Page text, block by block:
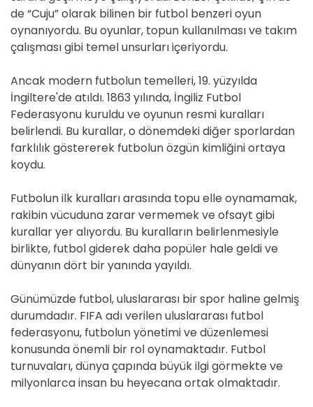
de “Cuju” olarak bilinen bir futbol benzeri oyun
oynanıyordu. Bu oyunlar, topun kullanılması ve takım
çalışması gibi temel unsurları içeriyordu.
Ancak modern futbolun temelleri, 19. yüzyılda
İngiltere'de atıldı. 1863 yılında, İngiliz Futbol
Federasyonu kuruldu ve oyunun resmi kuralları
belirlendi. Bu kurallar, o dönemdeki diğer sporlardan
farklılık göstererek futbolun özgün kimliğini ortaya
koydu.
Futbolun ilk kuralları arasında topu elle oynamamak,
rakibin vücuduna zarar vermemek ve ofsayt gibi
kurallar yer alıyordu. Bu kuralların belirlenmesiyle
birlikte, futbol giderek daha popüler hale geldi ve
dünyanın dört bir yanında yayıldı.
Günümüzde futbol, uluslararası bir spor haline gelmiş
durumdadır. FIFA adı verilen uluslararası futbol
federasyonu, futbolun yönetimi ve düzenlemesi
konusunda önemli bir rol oynamaktadır. Futbol
turnuvaları, dünya çapında büyük ilgi görmekte ve
milyonlarca insan bu heyecana ortak olmaktadır.